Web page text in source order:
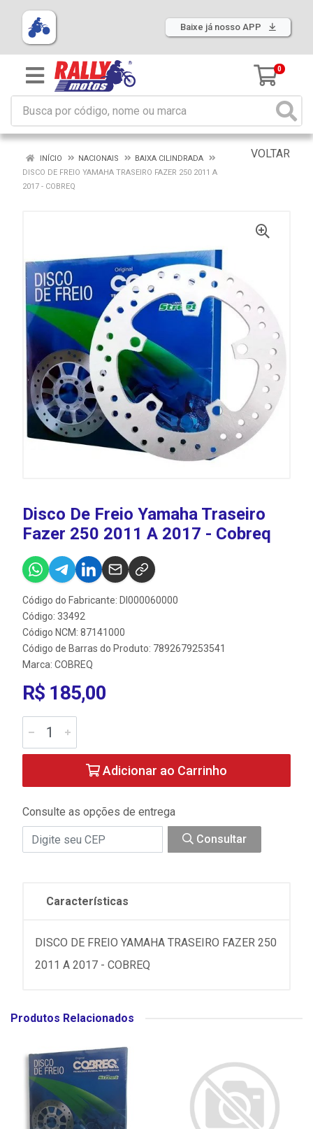
Baixe já nosso APP
0
VOLTAR
INÍCIO NACIONAIS
BAIXA CILINDRADA
DISCO DE FREIO YAMAHA TRASEIRO FAZER 250 2011 A
2017 - COBREQ
Disco De Freio Yamaha Traseiro
Fazer 250 2011 A 2017 - Cobreq
Código do Fabricante: DI000060000
Código: 33492
Código NCM: 87141000
Código de Barras do Produto: 7892679253541
Marca: COBREQ
R$ 185,00
Adicionar ao Carrinho
Consulte as opções de entrega
Consultar
Características
DISCO DE FREIO YAMAHA TRASEIRO FAZER 250
2011 A 2017 - COBREQ
Produtos Relacionados